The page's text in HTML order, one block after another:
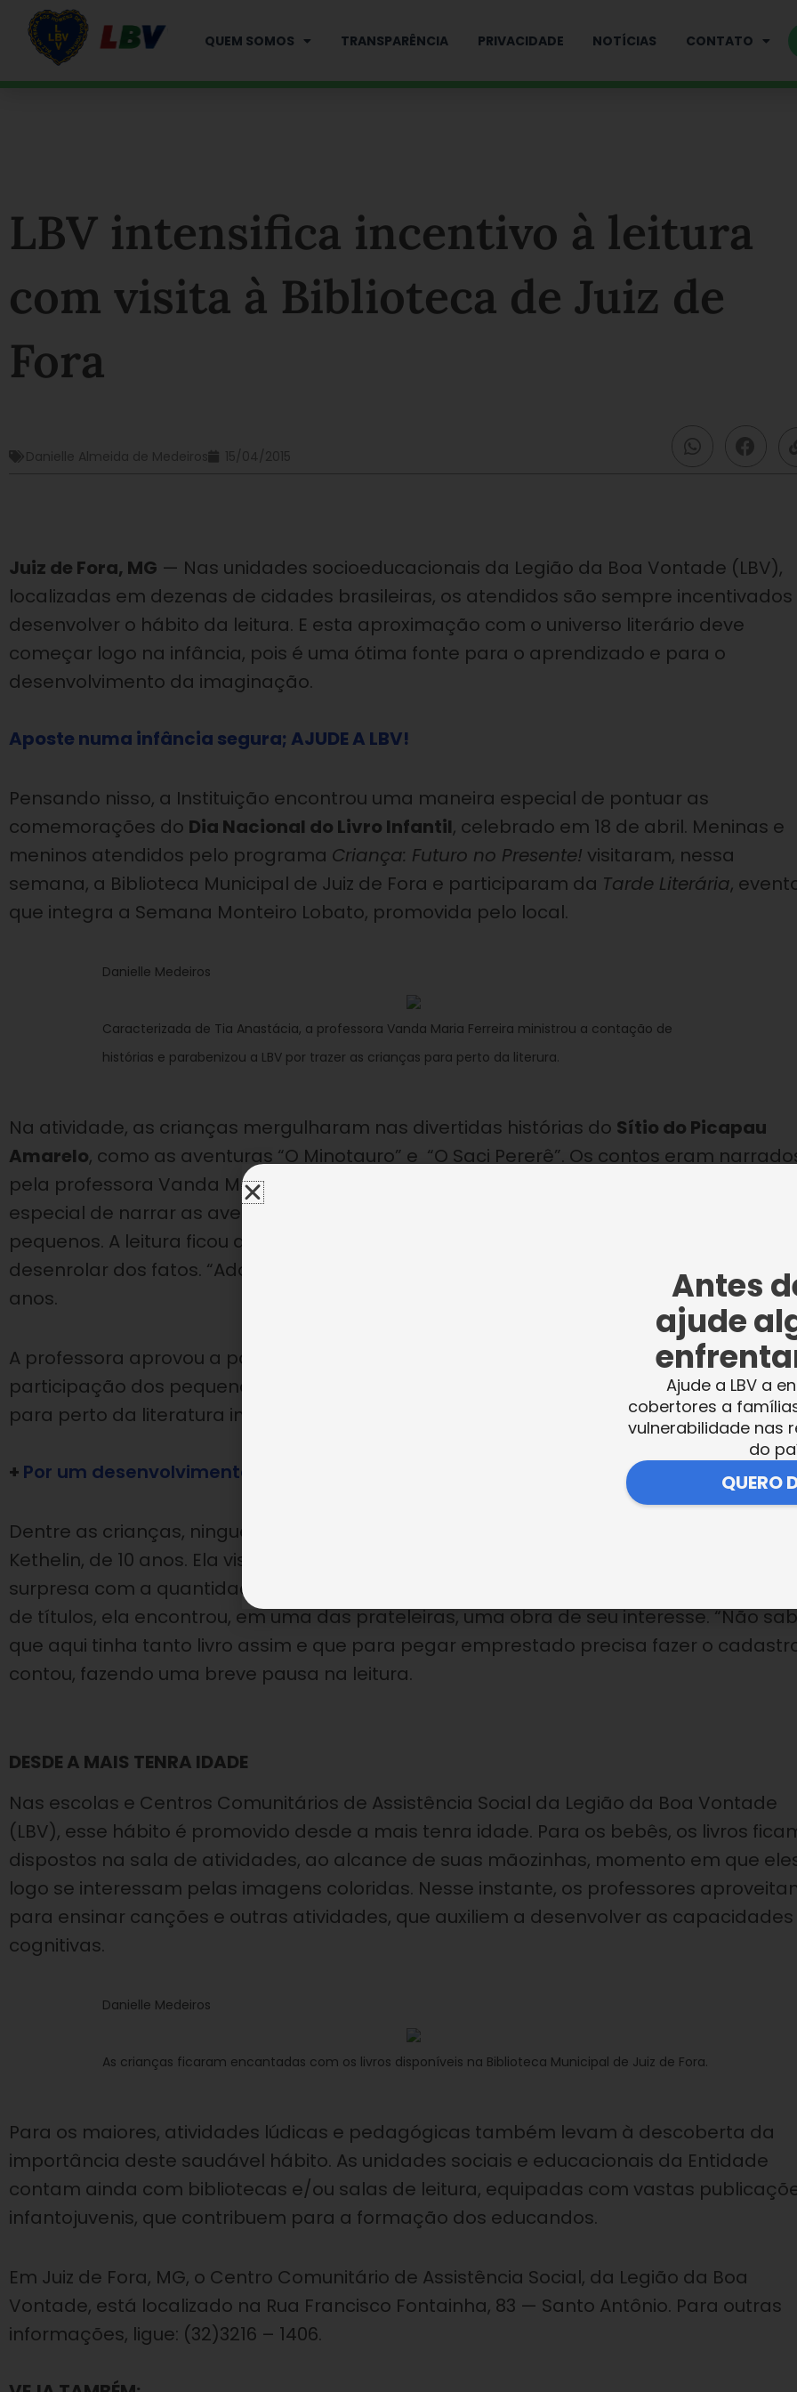
QUEM SOMOS TRANSPARÊNCIA PRIVACIDADE NOTÍCIAS CONTATO
LBV intensifica incentivo à leitura
com visita à Biblioteca de Juiz de
Fora
Danielle Almeida de Medeiros 15/04/2015
Juiz de Fora, MG — Nas unidades socioeducacionais da Legião da Boa Vontade (LBV),
localizadas em dezenas de cidades brasileiras, os atendidos são sempre incentivados
desenvolver o hábito da leitura. E esta aproximação com o universo literário deve
começar logo na infância, pois é uma ótima fonte para o aprendizado e para o
desenvolvimento da imaginação.
Aposte numa infância segura; AJUDE A LBV!
Pensando nisso, a Instituição encontrou uma maneira especial de pontuar as
comemorações do Dia Nacional do Livro Infantil, celebrado em 18 de abril. Meninas e
meninos atendidos pelo programa Criança: Futuro no Presente! visitaram, nessa
semana, a Biblioteca Municipal de Juiz de Fora e participaram da Tarde Literária,
que integra a Semana Monteiro Lobato, promovida pelo local.
Danielle Medeiros
Caracterizada de Tia Anastácia, a professora Vanda Maria Ferreira ministrou a contação de
histórias e parabenizou a LBV por trazer as crianças para perto da literura.
Na atividade, as crianças mergulharam nas divertidas histórias do Sítio do Picapau
Amarelo, como as aventuras “O Minotauro” e “O Saci Pererê”. Os contos eram
pela professora Vanda Maria Ferreira, caracterizada como a Tia Anastácia. A maneira
especial de narrar as aventuras, envolvendo o público, chamou a atenção dos
pequenos. A leitura ficou ainda mais divertida quando os ouvintes puderam participar
desenrolar dos fatos. “Adorei participar, foi muito bom”, comentou a atendida Isabel,
anos.
A professora aprovou a participação das crianças, destacando o entusiasmo e a
participação dos pequenos durante a atividade. “Parabenizo a LBV por trazer as
para perto da literatura infantil, incentivando-as à leitura”, disse.
+ Por um desenvolvimento integral: conheça a nossa proposta educacional
Dentre as crianças, ninguém aproveitou mais a atividade como a pequena Bianca
Kethelin, de 10 anos. Ela visitava pela primeira vez a Biblioteca de Juiz de Fora e ficou
surpresa com a quantidade livros que o local oferece ao público. Em meio à
de títulos, ela encontrou, em uma das prateleiras, uma obra de seu interesse. “Não
que aqui tinha tanto livro assim e que para pegar emprestado precisa fazer o
contou, fazendo uma breve pausa na leitura.
DESDE A MAIS TENRA IDADE
Nas escolas e Centros Comunitários de Assistência Social da Legião da Boa Vontade
(LBV), esse hábito é promovido desde a mais tenra idade. Para os bebês, os livros
dispostos na sala de atividades, ao alcance de suas mãozinhas, momento em que
logo se interessam pelas imagens coloridas. Nesse instante, os professores
para ensinar canções e outras atividades, que auxiliem a desenvolver as capacidades
cognitivas.
Danielle Medeiros
As crianças ficaram encantadas com os livros disponíveis na Biblioteca Municipal de Juiz de Fora.
Para os maiores, atividades lúdicas e pedagógicas também levam à descoberta da
importância deste saudável hábito. As unidades sociais e educacionais da Entidade
contam ainda com bibliotecas e/ou salas de leitura, equipadas com vastas
infantojuvenis, que contribuem para a formação dos educandos.
Em Juiz de Fora, MG, o Centro Comunitário de Assistência Social, da Legião da Boa
Vontade, está localizado na Rua Francisco Fontainha, 83 — Santo Antônio. Para outras
informações, ligue: (32)3216 – 1406.
Antes
ajude
Ajude a LBV a
cobertores a
vulnerabilidade nas
do
QUERO